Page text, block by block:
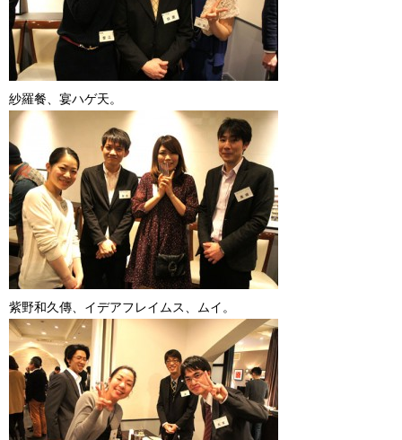
紗羅餐、宴ハゲ天。
紫野和久傳、イデアフレイムス、ムイ。